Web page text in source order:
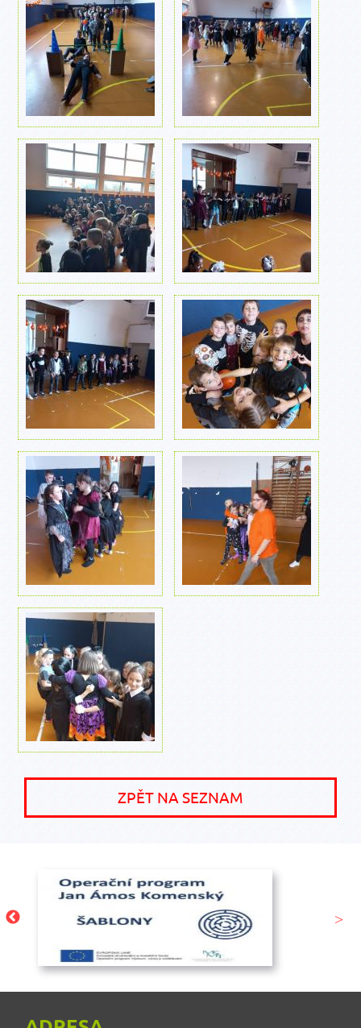
ZPĚT NA SEZNAM